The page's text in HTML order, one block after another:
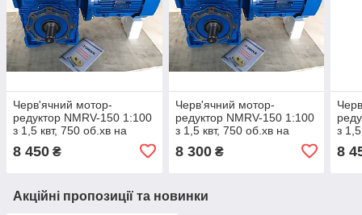
Черв'ячний мотор-
редуктор NMRV-150 1:100
з 1,5 квт, 750 об.хв на
виході валу редуктора 7,5
про.хв
8 450 ₴
Черв'ячний мотор-
редуктор NMRV-150 1:100
з 1,5 квт, 750 об.хв на
виході валу редуктора 7,5
про.хв
8 300₴
з
8
Акційні пропозиції та новинки